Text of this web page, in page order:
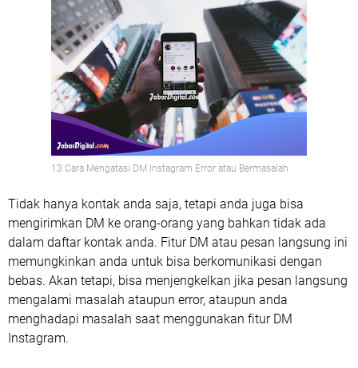
13 Cara Mengatasi DM Instagram Error atau Bermasalah
Tidak hanya kontak anda saja, tetapi anda juga bisa
mengirimkan DM ke orang-orang yang bahkan tidak ada
dalam daftar kontak anda. Fitur DM atau pesan langsung ini
memungkinkan anda untuk bisa berkomunikasi dengan
bebas. Akan tetapi, bisa menjengkelkan jika pesan langsung
mengalami masalah ataupun error, ataupun anda
menghadapi masalah saat menggunakan fitur DM
Instagram.